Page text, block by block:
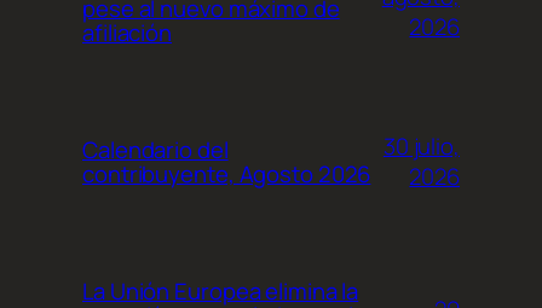
pese al nuevo máximo de
afiliación
2026
Calendario del
contribuyente, Agosto 2026
30 julio,
2026
La Unión Europea elimina la